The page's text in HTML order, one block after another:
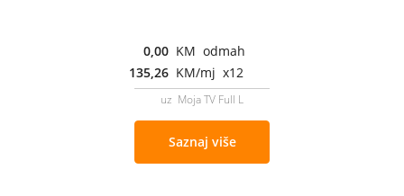
0,00 KM odmah
135,26 KM/mj x12
uz Moja TV Full L
Saznaj više